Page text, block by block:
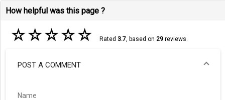
How helpful was this page ?
☆☆☆☆☆ Rated 3.7, based on 29reviews.
POST A COMMENT
Name